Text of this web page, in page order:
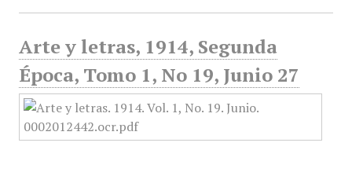
Arte y letras, 1914, Segunda
Época, Tomo 1, No 19, Junio 27